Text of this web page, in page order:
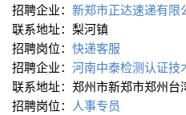
招聘企业： 新郑市正达速递有限
联系地址：梨河镇
招聘岗位： 快递客服
招聘企业： 河南中泰检测认证技
联系地址：郑州市新郑市郑州台
招聘岗位： 人事专员